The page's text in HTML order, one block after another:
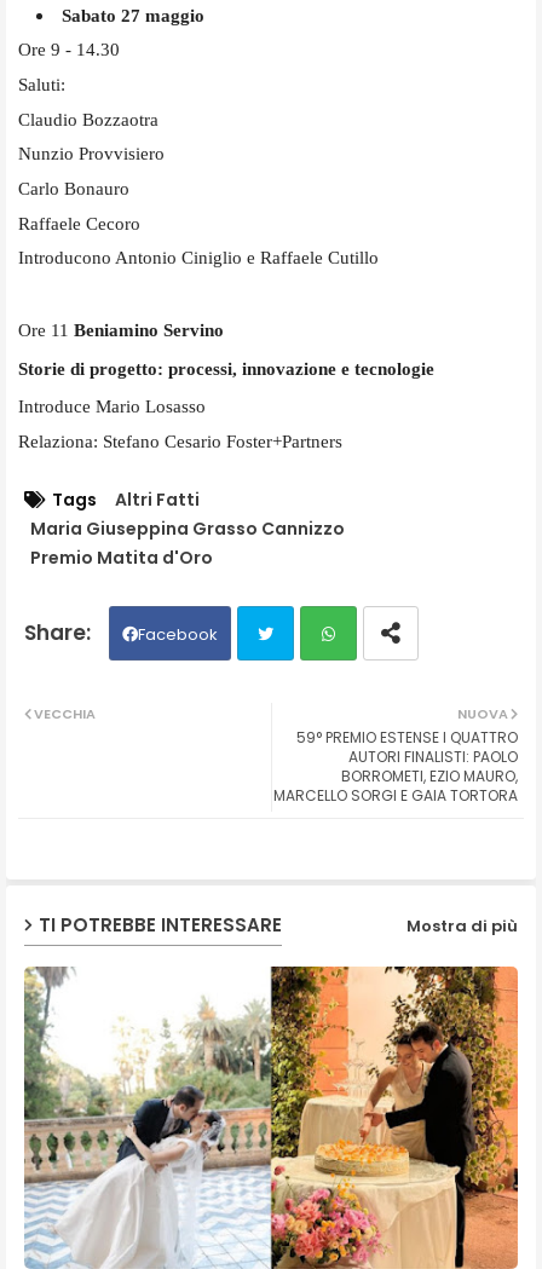
Sabato 27 maggio
Ore 9 - 14.30
Saluti:
Claudio Bozzaotra
Nunzio Provvisiero
Carlo Bonauro
Raffaele Cecoro
Introducono Antonio Ciniglio e Raffaele Cutillo
Ore 11 Beniamino Servino
Storie di progetto: processi, innovazione e tecnologie
Introduce Mario Losasso
Relaziona: Stefano Cesario Foster+Partners
Tags
Altri Fatti
Maria Giuseppina Grasso Cannizzo
Premio Matita d'Oro
Facebook
ats
ap
NUOVA
59° PREMIO ESTENSE I QUATTRO
AUTORI FINALISTI: PAOLO
BORROMETI, EZIO MAURO,
MARCELLO SORGI E GAIA TORTORA
VECCHIA
TI POTREBBE INTERESSARE Mostra di più